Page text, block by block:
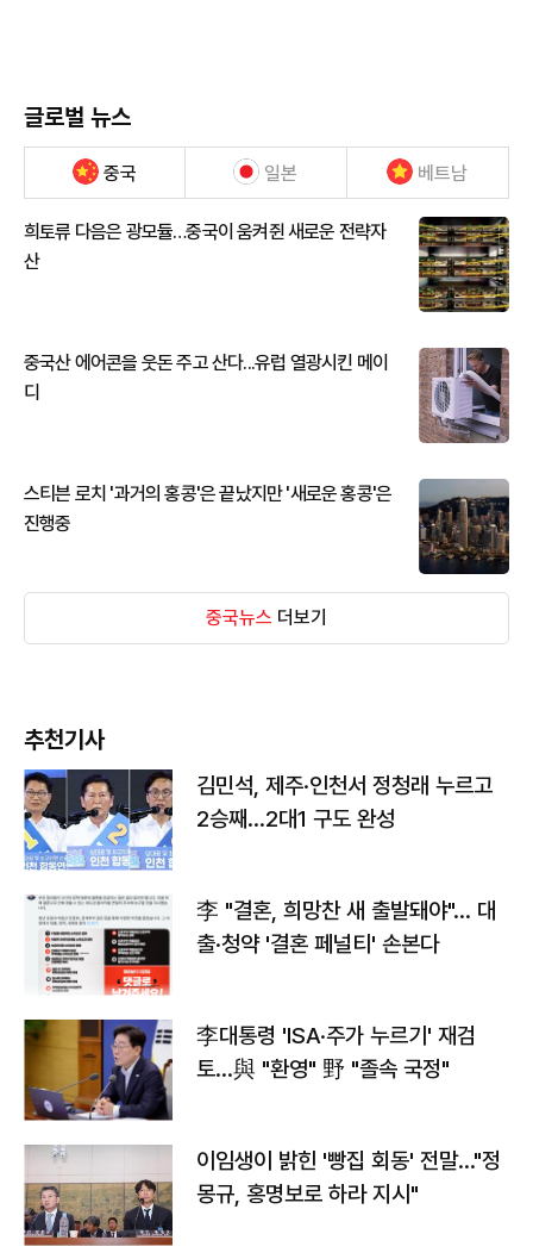
글로벌 뉴스
중국 일본 베트남
희토류 다음은 광모듈…중국이 움켜쥔 새로운 전략자
산
중국산 에어콘을 웃돈 주고 산다...유럽 열광시킨 메이
디
스티븐 로치 '과거의 홍콩'은 끝났지만 '새로운 홍콩'은
진행중
중국뉴스 더보기
추천기사
김민석, 제주·인천서 정청래 누르고
2승째…2대1 구도 완성
李 "결혼, 희망찬 새 출발돼야"… 대
출·청약 '결혼 페널티' 손본다
李대통령 'ISA·주가 누르기' 재검
토…與 "환영" 野 "졸속 국정"
이임생이 밝힌 '빵집 회동' 전말…"정
몽규, 홍명보로 하라 지시"